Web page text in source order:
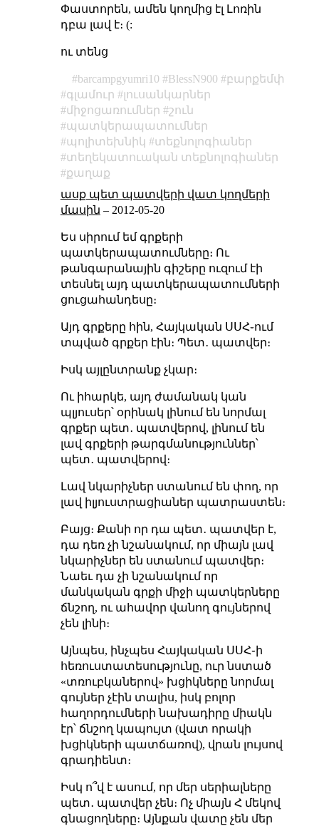
Փաստորեն, ամեն կողմից էլ Լոռին
դբա լավ է։ (:
ու տենց
barcampgyumri10 BlessN900
բարքեմփ
գլամուր
լուսանկարներ
միջոցառումներ
շուն
պատկերապատումներ
պոլիտեխնիկ
տեքնոլոգիաներ
տեղեկատուական տեքնոլոգիաներ
քաղաք
ասք պետ պատվերի վատ կողմերի
մասին – 2012-05-20
Ես սիրում եմ գրքերի
պատկերապատումները։ Ու
թանգարանային գիշերը ուզում էի
տեսնել այդ պատկերապատումների
ցուցահանդեսը։
Այդ գրքերը հին, Հայկական ՍՍՀ֊ում
տպված գրքեր էին։ Պետ․ պատվեր։
Իսկ այլընտրանք չկար։
Ու իհարկե, այդ ժամանակ կան
պլյուսեր՝ օրինակ լինում են նորմալ
գրքեր պետ․ պատվերով, լինում են
լավ գրքերի թարգմանություններ՝
պետ․ պատվերով։
Լավ նկարիչներ ստանում են փող, որ
լավ իլյուստրացիաներ պատրաստեն։
Բայց։ Քանի որ դա պետ․ պատվեր է,
դա դեռ չի նշանակում, որ միայն լավ
նկարիչներ են ստանում պատվեր։
Նաեւ դա չի նշանակում որ
մանկական գրքի միջի պատկերները
ճնշող, ու ահավոր վանող գույներով
չեն լինի։
Այնպես, ինչպես Հայկական ՍՍՀ֊ի
հեռուստատեսությունը, ուր նստած
«տռուբկաներով» խցիկները նորմալ
գույներ չէին տալիս, իսկ բոլոր
հաղորդումների նախադիրը միակն
էր՝ ճնշող կապույտ (վատ որակի
խցիկների պատճառով), վրան լույսով
գրադիենտ։
Իսկ ո՞վ է ասում, որ մեր սերիալները
պետ․ պատվեր չեն։ Ոչ միայն Հ մեկով
գնացողները։ Այնքան վատը չեն մեր